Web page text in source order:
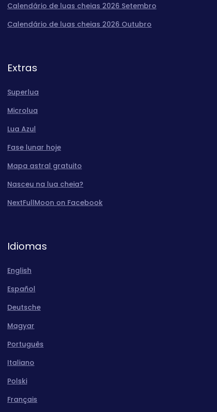
Calendário de luas cheias 2026 Setembro
Calendário de luas cheias 2026 Outubro
Extras
Superlua
Microlua
Lua Azul
Fase lunar hoje
Mapa astral gratuito
Nasceu na lua cheia?
NextFullMoon on Facebook
Idiomas
English
Español
Deutsche
Magyar
Português
Italiano
Polski
Français